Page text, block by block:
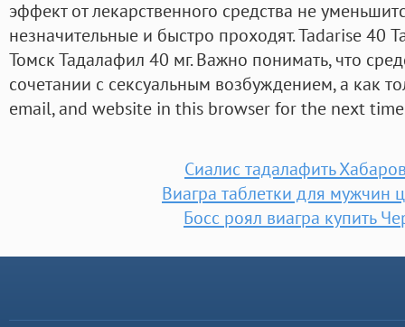
эффект от лекарственного средства не
незначительные и быстро проходят. Tadarise 40
Томск Тадалафил 40 мг. Важно понимать, что
сочетании с сексуальным возбуждением, а как
email, and website in this browser for the next
Сиалис тадалафить
Виагра таблетки для мужчин
Босс роял виагра купить